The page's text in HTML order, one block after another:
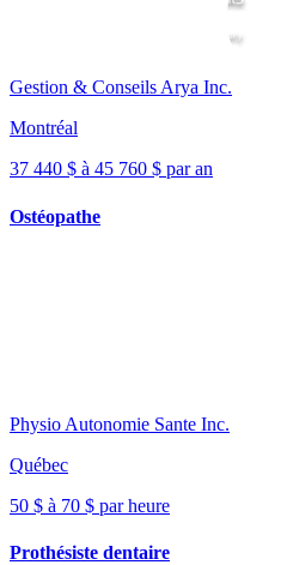
Gestion & Conseils Arya Inc.
Montréal
37 440 $ à 45 760 $ par an
Ostéopathe
Physio Autonomie Sante Inc.
Québec
50 $ à 70 $ par heure
Prothésiste dentaire